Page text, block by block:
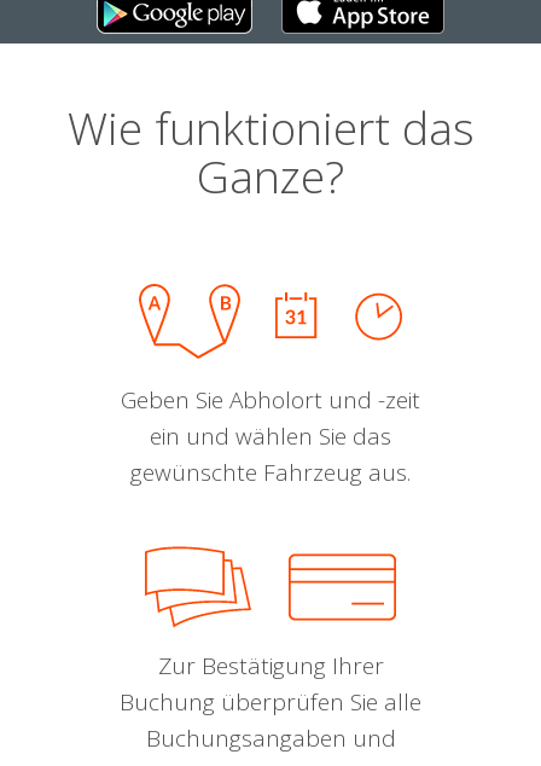
Wie funktioniert das
Ganze?
Geben Sie Abholort und -zeit
ein und wählen Sie das
gewünschte Fahrzeug aus.
Zur Bestätigung Ihrer
Buchung überprüfen Sie alle
Buchungsangaben und